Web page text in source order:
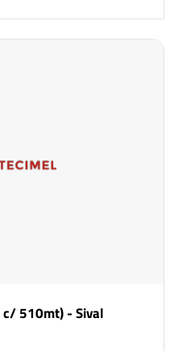
510mt) - Sival